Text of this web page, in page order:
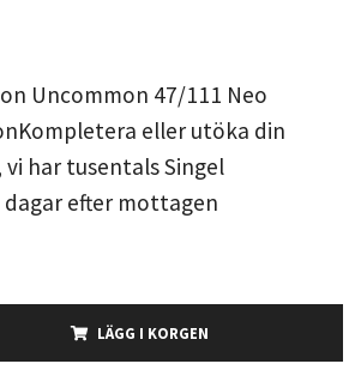
Uncommon 47/111 Neo
eller utöka din
vi har tusentals Singel
dagar efter mottagen
LÄGG I KORGEN